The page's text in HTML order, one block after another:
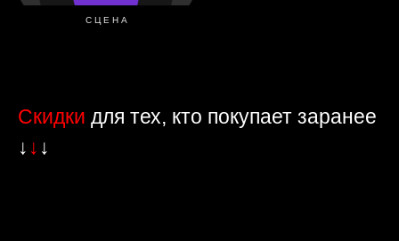
СЦЕНА
Скидки для тех, кто покупает заранее
↓ ↓ ↓